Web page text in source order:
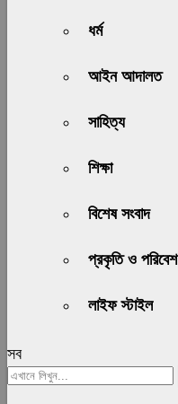
ধর্ম
আইন আদালত
সাহিত্য
শিক্ষা
বিশেষ সংবাদ
প্রকৃতি ও পরিবেশ
লাইফ স্টাইল
সব